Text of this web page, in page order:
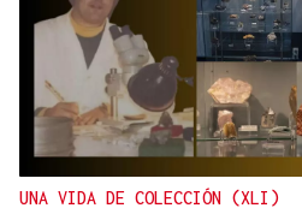
UNA VIDA DE COLECCIÓN (XLI)